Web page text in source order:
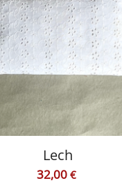
Lech
32,00 €